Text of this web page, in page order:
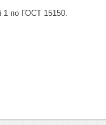
1 по ГОСТ 15150.